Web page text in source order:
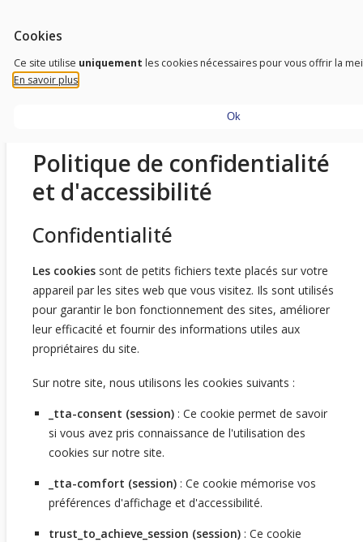
Don’t need sight, just need a vision
Politique de confidentialité
et d'accessibilité
Confidentialité
Les cookies sont de petits fichiers texte placés sur votre
appareil par les sites web que vous visitez. Ils sont utilisés
pour garantir le bon fonctionnement des sites, améliorer
leur efficacité et fournir des informations utiles aux
propriétaires du site.
Sur notre site, nous utilisons les cookies suivants :
_tta-consent (session) : Ce cookie permet de savoir
si vous avez pris connaissance de l'utilisation des
cookies sur notre site.
_tta-comfort (session) : Ce cookie mémorise vos
préférences d'affichage et d'accessibilité.
trust_to_achieve_session (session) : Ce cookie
Cookies
Ce site utilise uniquement les cookies nécessaires pour vous offrir la
En savoir plus
Ok